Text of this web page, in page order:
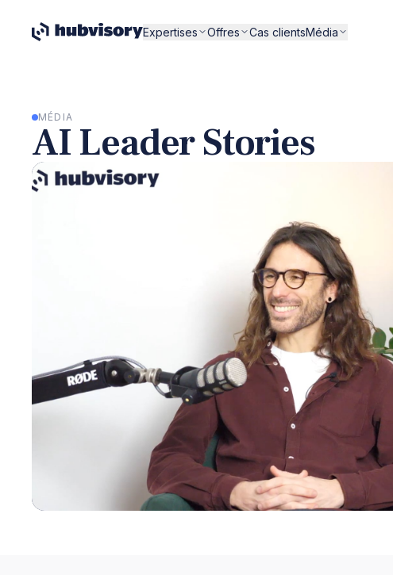
Expertises Offres Cas clientsMédia
MÉDIA
AI Leader Stories